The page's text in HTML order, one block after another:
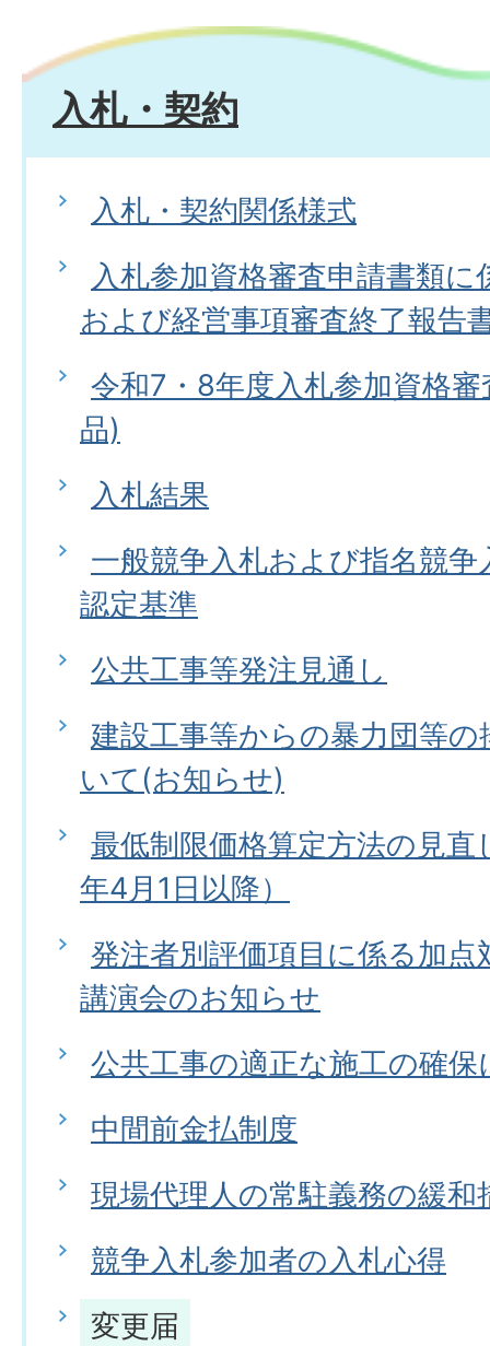
入札・契約
入札・契約関係様式
入札参加資格審査申請書類
および経営事項審査終了報告
令和7・8年度入札参加資格
品)
入札結果
一般競争入札および指名競
認定基準
公共工事等発注見通し
建設工事等からの暴力団等
いて(お知らせ)
最低制限価格算定方法の見
年4月1日以降）
発注者別評価項目に係る加
講演会のお知らせ
公共工事の適正な施工の確保
中間前金払制度
現場代理人の常駐義務の緩
競争入札参加者の入札心得
変更届